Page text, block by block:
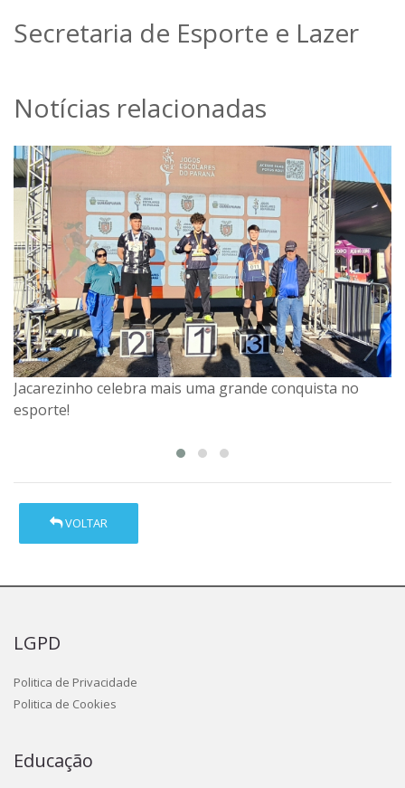
Secretaria de Esporte e Lazer
Notícias relacionadas
Jacarezinho celebra mais uma grande conquista no
esporte!
Vem aí a Copa 40tinha 2026 em Jacarezinho!
VOLTAR
LGPD
Politica de Privacidade
Politica de Cookies
Educação